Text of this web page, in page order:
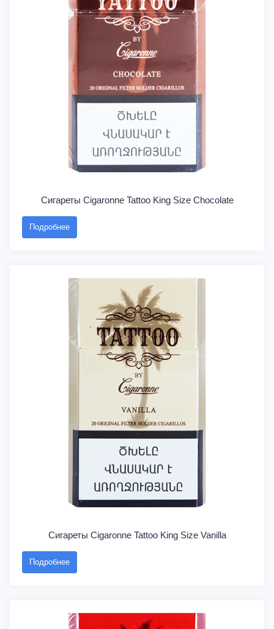
Сигареты Cigaronne Tattoo King Size Chocolate
Подробнее
Сигареты Cigaronne Tattoo King Size Vanilla
Подробнее